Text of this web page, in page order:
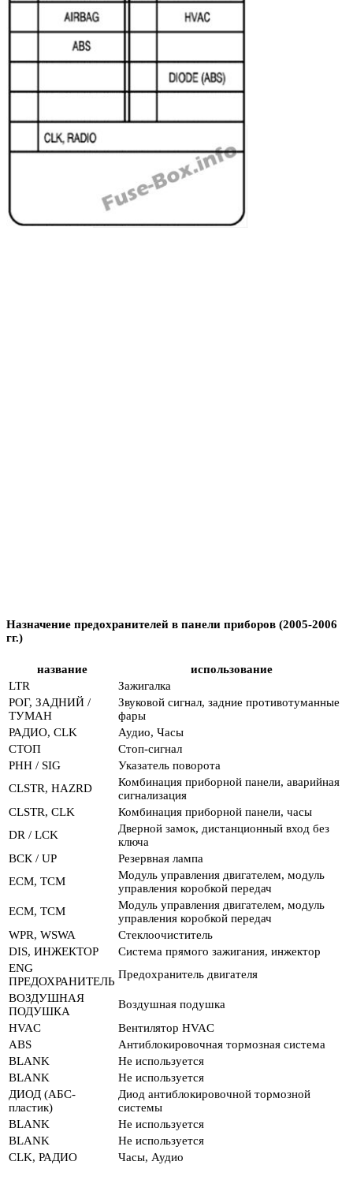
Назначение предохранителей в панели приборов (2005-2006
гг.)
название
использование
LTR
Зажигалка
РОГ, ЗАДНИЙ /
ТУМАН
Звуковой сигнал, задние противотуманные
фары
РАДИО, CLK
Аудио, Часы
СТОП
Стоп-сигнал
РНН / SIG
Указатель поворота
CLSTR, HAZRD
Комбинация приборной панели, аварийная
сигнализация
CLSTR, CLK
Комбинация приборной панели, часы
DR / LCK
Дверной замок, дистанционный вход без
ключа
ВСК / UP
Резервная лампа
ECM, TCM
Модуль управления двигателем, модуль
управления коробкой передач
ECM, TCM
Модуль управления двигателем, модуль
управления коробкой передач
WPR, WSWA
Стеклоочиститель
DIS, ИНЖЕКТОР
Система прямого зажигания, инжектор
ENG
ПРЕДОХРАНИТЕЛЬ
Предохранитель двигателя
ВОЗДУШНАЯ
ПОДУШКА
Воздушная подушка
HVAC
Вентилятор HVAC
ABS
Антиблокировочная тормозная система
BLANK
Не используется
BLANK
Не используется
ДИОД (АБС-
пластик)
Диод антиблокировочной тормозной
системы
BLANK
Не используется
BLANK
Не используется
CLK, РАДИО
Часы, Аудио